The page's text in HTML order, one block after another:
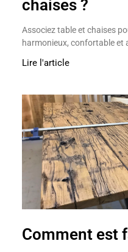
chaises ?
Associez table et chaises
harmonieux, confortable et
Lire l'article
Comment est